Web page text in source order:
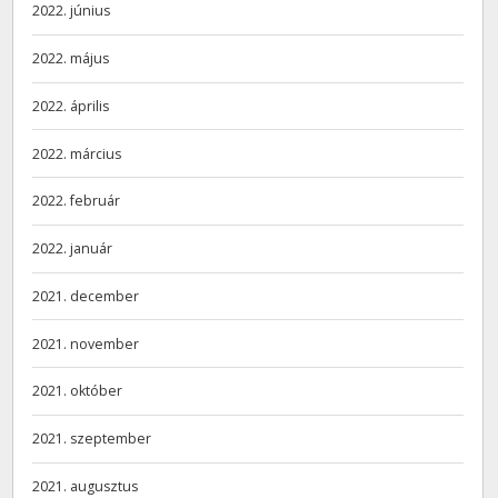
2022. június
2022. május
2022. április
2022. március
2022. február
2022. január
2021. december
2021. november
2021. október
2021. szeptember
2021. augusztus